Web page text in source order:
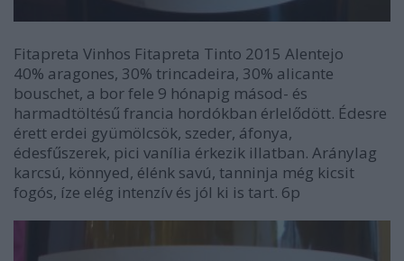
Fitapreta Vinhos Fitapreta Tinto 2015 Alentejo
40% aragones, 30% trincadeira, 30% alicante
bouschet, a bor fele 9 hónapig másod- és
harmadtöltésű francia hordókban érlelődött. Édesre
érett erdei gyümölcsök, szeder, áfonya,
édesfűszerek, pici vanília érkezik illatban. Aránylag
karcsú, könnyed, élénk savú, tanninja még kicsit
fogós, íze elég intenzív és jól ki is tart. 6p